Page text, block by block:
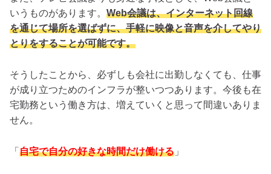
いうものがあります。 Web会議は、インターネット回線
を通じて場所を選ばずに、手軽に映像と音声を介してやり
とりをすることが可能です。
そうしたことから、必ずしも会社に出勤しなくても、仕事
が成り立つためのインフラが整いつつあります。今後も在
宅勤務という働き方は、増えていくと思って間違いありま
せん。
「 自宅で自分の好きな時間だけ働ける 」